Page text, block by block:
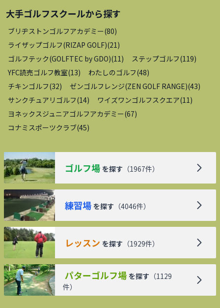
大手ゴルフスクールから探す
ブリヂストンゴルフアカデミー(80)
ライザップゴルフ(RIZAP GOLF)(21 )
ゴルフテック(GOLFTEC by GDO)(11 ) ステップゴルフ(119)
YFC読売ゴルフ教室(13) わたしのゴルフ(48)
チキンゴルフ(32) ゼンゴルフレンジ(ZEN GOLF RANGE)(43)
サンクチュアリゴルフ(14) ワイズワンゴルフスクエア(11 )
ヨネックスジュニアゴルフアカデミー(67)
コナミスポーツクラブ(45)
ゴルフ場 を探す （1967件）
練習場 を探す （4046件）
レッスン を探す （1929件）
パターゴルフ場 を探す （1129
件）